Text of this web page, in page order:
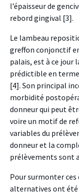
l’épaisseur de
rebord gingival [3].
Le lambeau
greffon conjonctif
palais, est à ce jour
prédictible en
[4]. Son principal
morbidité
donneur qui peut
voire un motif de
variables du
donneur et la
prélèvements sont
Pour surmonter
alternatives ont été